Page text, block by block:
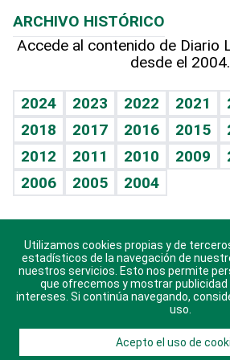
Hablando con el pediatra
Vida y familia
Eñe
Celebrando la vida
Sin complejos
En pocas palabras
Escuchando al corazón
Economía Personal
Línea de hit
TBT Deportivo
Más firmas
Hecho en casa
Guía del dinero
Cumpleaños
Horóscopos
Crucigramas
ARCHIVO HISTÓRICO
Accede al contenido de Diario
desde el 2004.
2024 2023 2022 2021
2018
2017 2016 2015
2012
2011 2010 2009
2006
2005 2004
Descarga nuestras aplicaciones
sistema Huawei.
© 2021 Diario Libre, todos los
Utilizamos cookies propias y de
estadísticos de la navegación de
nuestros servicios. Esto nos permite
que ofrecemos y mostrar publicidad
intereses. Si continúa navegando,
uso.
Acepto el uso de